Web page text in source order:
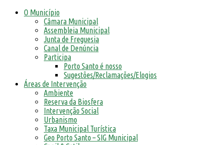
O Município
Câmara Municipal
Assembleia Municipal
Junta de Freguesia
Canal de Denúncia
Participa
Porto Santo é nosso
Sugestões/Reclamações/Elogios
Áreas de Intervenção
Ambiente
Reserva da Biosfera
Intervenção Social
Urbanismo
Taxa Municipal Turística
Geo Porto Santo – SIG Municipal